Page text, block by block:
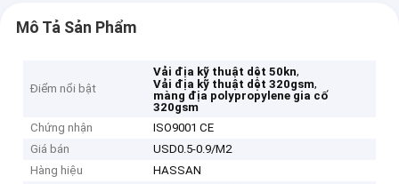
Mô Tả Sản Phẩm
Điểm nổi bật
Vải địa kỹ thuật dệt 50kn,
Vải địa kỹ thuật dệt 320gsm,
màng địa polypropylene gia cố
320gsm
Chứng nhận
ISO9001 CE
Giá bán
USD0.5-0.9/M2
Hàng hiệu
HASSAN